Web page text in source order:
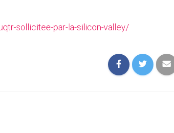
sollicitee-par-la-silicon-valley/